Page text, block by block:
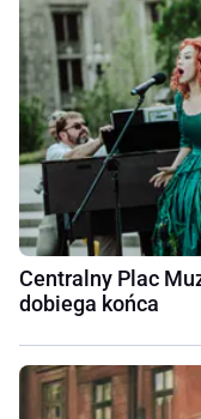
Centralny Plac
dobiega końca